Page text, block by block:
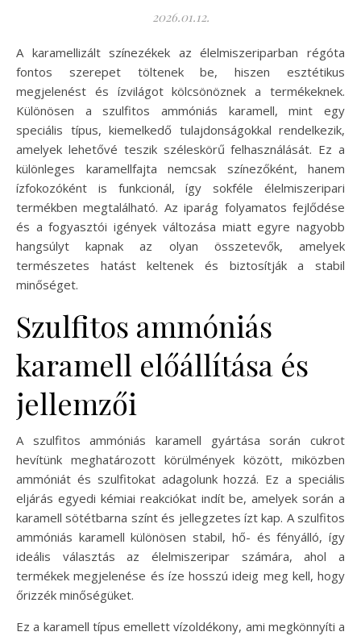
2026.01.12.
A karamellizált színezékek az élelmiszeriparban régóta
fontos szerepet töltenek be, hiszen esztétikus
megjelenést és ízvilágot kölcsönöznek a termékeknek.
Különösen a szulfitos ammóniás karamell, mint egy
speciális típus, kiemelkedő tulajdonságokkal rendelkezik,
amelyek lehetővé teszik széleskörű felhasználását. Ez a
különleges karamellfajta nemcsak színezőként, hanem
ízfokozóként is funkcionál, így sokféle élelmiszeripari
termékben megtalálható. Az iparág folyamatos fejlődése
és a fogyasztói igények változása miatt egyre nagyobb
hangsúlyt kapnak az olyan összetevők, amelyek
természetes hatást keltenek és biztosítják a stabil
minőséget.
Szulfitos ammóniás
karamell előállítása és
jellemzői
A szulfitos ammóniás karamell gyártása során cukrot
hevítünk meghatározott körülmények között, miközben
ammóniát és szulfitokat adagolunk hozzá. Ez a speciális
eljárás egyedi kémiai reakciókat indít be, amelyek során a
karamell sötétbarna színt és jellegzetes ízt kap. A szulfitos
ammóniás karamell különösen stabil, hő- és fényálló, így
ideális választás az élelmiszeripar számára, ahol a
termékek megjelenése és íze hosszú ideig meg kell, hogy
őrizzék minőségüket.
Ez a karamell típus emellett vízoldékony, ami megkönnyíti a